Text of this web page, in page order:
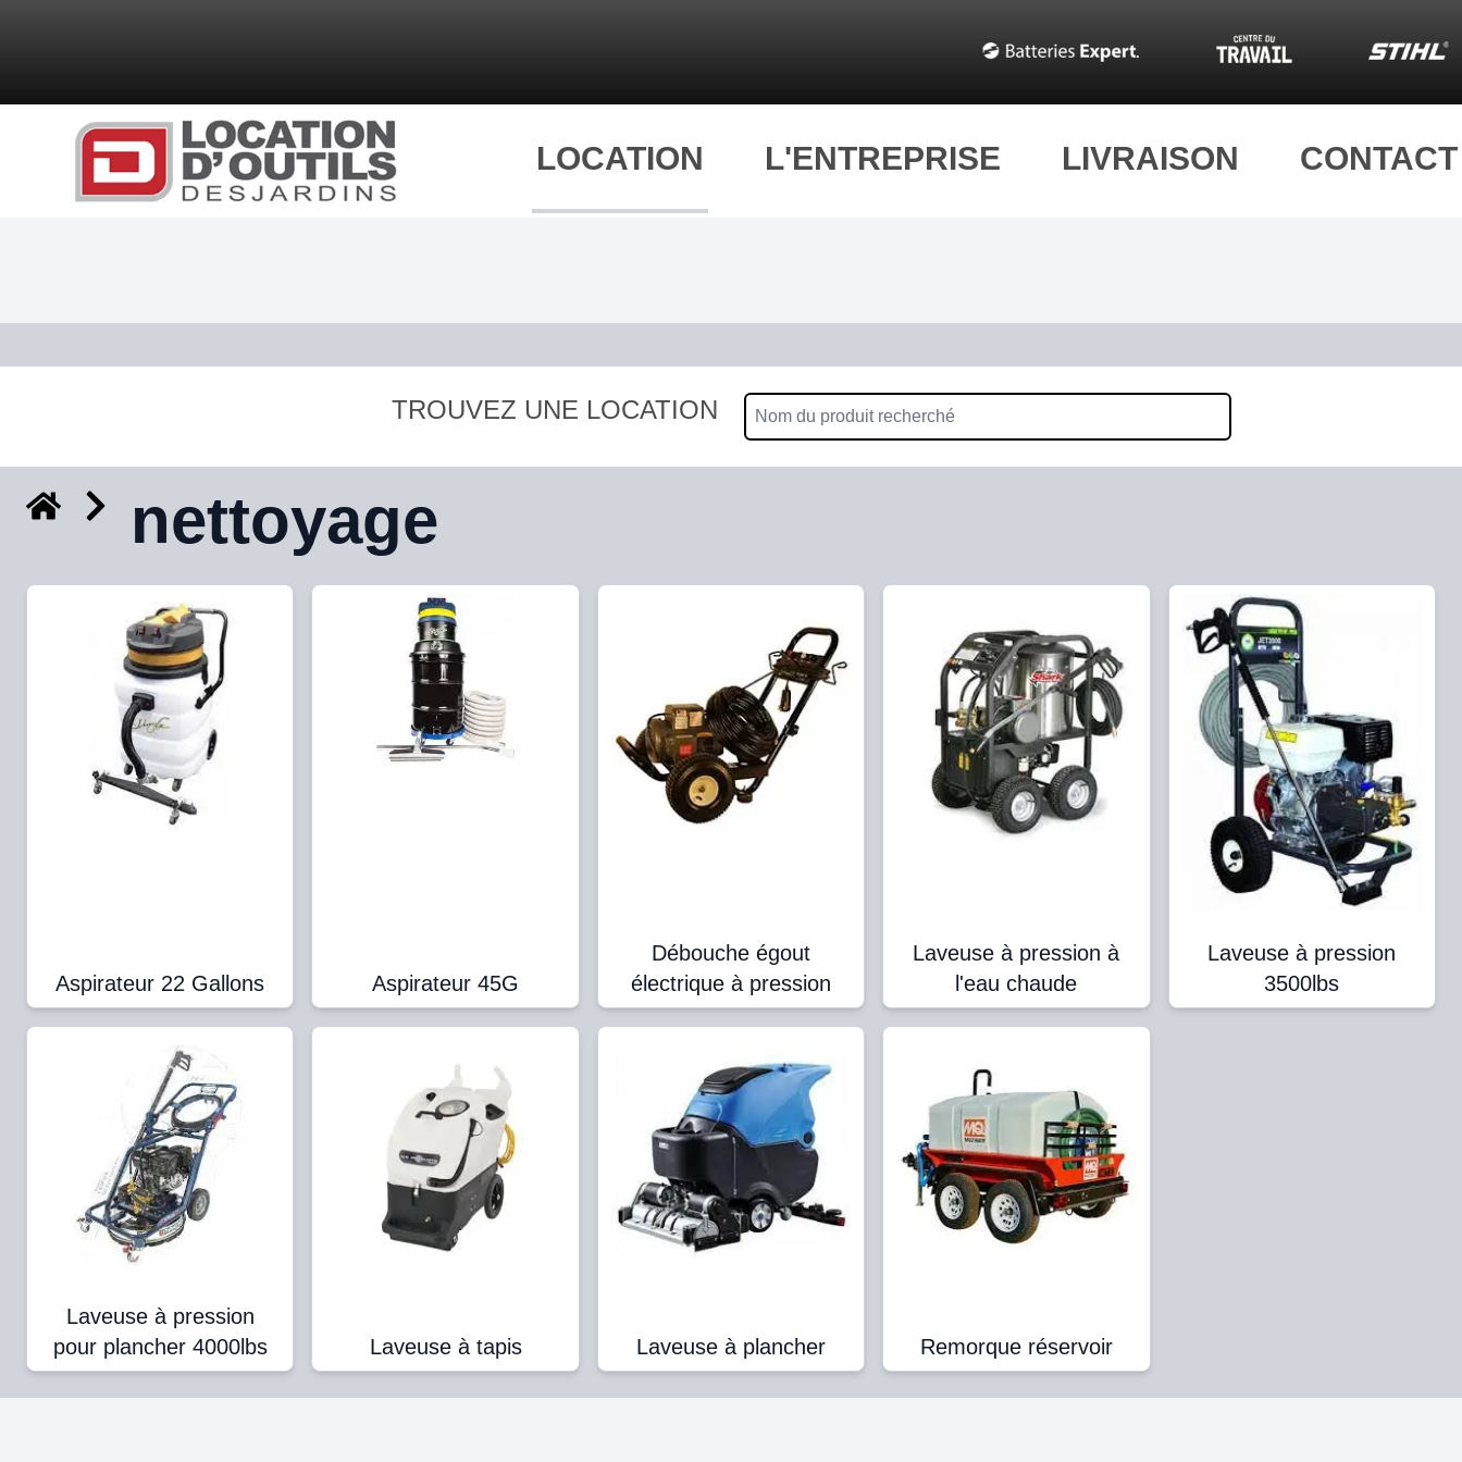
LOCATION L'ENTREPRISE LIVRAISON CONTACT
TROUVEZ UNE LOCATION
nettoyage
Aspirateur 22 Gallons Aspirateur 45G
Débouche égout
électrique à pression
Laveuse à pression à
l'eau chaude
Laveuse à pression
3500lbs
Laveuse à pression
pour plancher 4000lbs
Laveuse à tapis Laveuse à plancher Remorque réservoir